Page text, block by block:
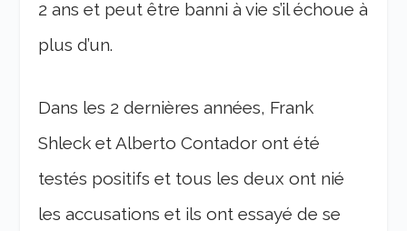
2 ans et peut être banni à vie s’il échoue à
plus d’un.
Dans les 2 dernières années, Frank
Shleck et Alberto Contador ont été
testés positifs et tous les deux ont nié
les accusations et ils ont essayé de se